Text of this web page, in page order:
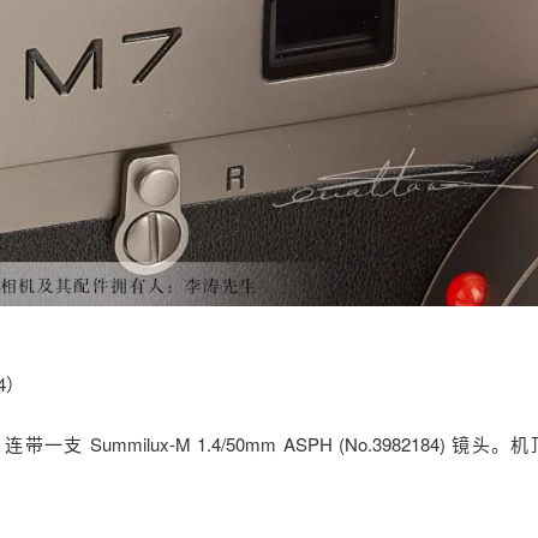
带一支 Summilux-M 1.4/50mm ASPH (No.3982184) 镜头。机